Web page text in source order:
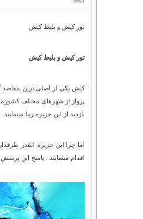
تور کیش و بلیط کیش
تور کیش و بلیط کیش
کیش یکی از اصلی ترین مقاصد
پرواز از شهرهای مختلف
بازدید از این جزیره زیبا مینمایند .
اما چرا این جزیره انقدر
اقدام مینمایند . پاسخ این